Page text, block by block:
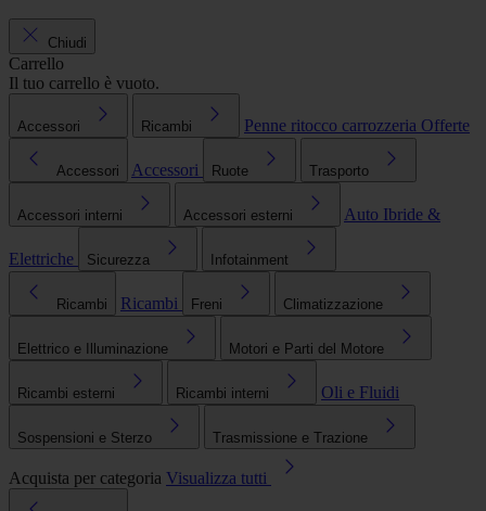
Chiudi
Carrello
Il tuo carrello è vuoto.
Accessori Ricambi Penne ritocco carrozzeria Offerte
Accessori Accessori Ruote Trasporto
Accessori interni Accessori esterni Auto Ibride &
Elettriche Sicurezza Infotainment
Ricambi Ricambi Freni Climatizzazione
Elettrico e Illuminazione Motori e Parti del Motore
Ricambi esterni Ricambi interni Oli e Fluidi
Sospensioni e Sterzo Trasmissione e Trazione
Acquista per categoria Visualizza tutti